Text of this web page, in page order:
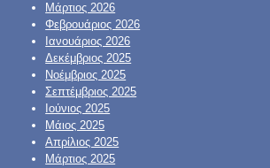
Μάρτιος 2026
Φεβρουάριος 2026
Ιανουάριος 2026
Δεκέμβριος 2025
Νοέμβριος 2025
Σεπτέμβριος 2025
Ιούνιος 2025
Μάιος 2025
Απρίλιος 2025
Μάρτιος 2025